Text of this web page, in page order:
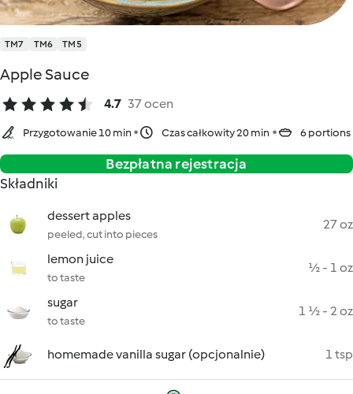
TM7 TM6 TM5
Apple Sauce
4.7 37 ocen
Przygotowanie 10 min Czas całkowity 20 min 6 portions
Bezpłatna rejestracja
Składniki
dessert apples
peeled, cut into pieces
27 oz
lemon juice
to taste
½ - 1 oz
sugar
to taste
1 ½ - 2 oz
homemade vanilla sugar (opcjonalnie) 1 tsp